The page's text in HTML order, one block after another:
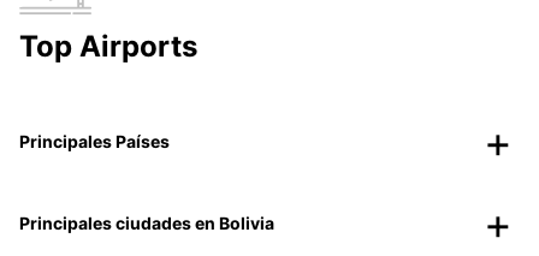
Top Airports
Principales Países
Principales ciudades en Bolivia